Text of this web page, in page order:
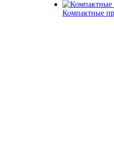
Компактные